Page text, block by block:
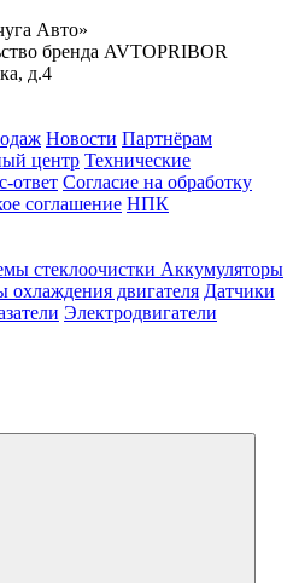
Авто»
бренда AVTOPRIBOR
д.4
Новости Партнёрам
центр Технические
ответ Согласие на обработку
соглашение НПК
стеклоочистки Аккумуляторы
охлаждения двигателя Датчики
Электродвигатели